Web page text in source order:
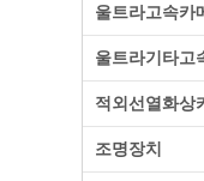
울트라고속카
울트라기타고
적외선열화상
조명장치